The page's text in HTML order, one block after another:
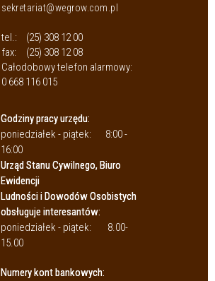
sekretariat@wegrow.com.pl
tel.:
(25) 308 12 00
fax:
(25) 308 12 08
Całodobowy telefon alarmowy:
0 668 116 015
Godziny pracy urzędu:
poniedziałek - piątek:
8:00 -
16:00
Urząd Stanu Cywilnego, Biuro
Ewidencji
Ludności i Dowodów Osobistych
obsługuje interesantów:
poniedziałek - piątek:
8.00-
15.00
Numery kont bankowych: